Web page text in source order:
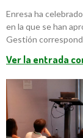
Enresa ha
en la que se han
Gestión
Ver la entrada